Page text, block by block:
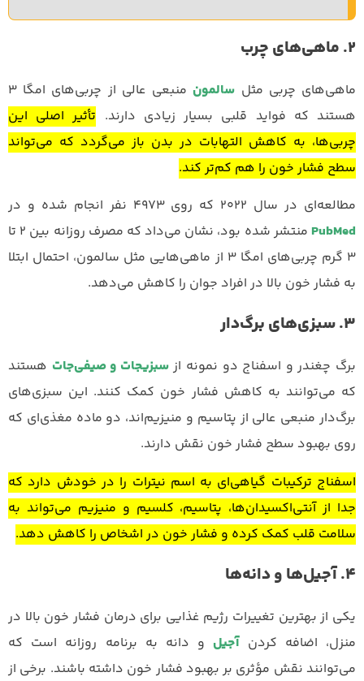
2. ماهی‌های چرب
ماهی‌های چربی مثل سالمون
منبعی عالی از چربی‌های امگا ۳
هستند که فواید قلبی بسیار زیادی دارند. تأثیر اصلی این
چربی‌ها، به کاهش التهابات در بدن باز می‌گردد که می‌تواند
سطح فشار خون را هم کم‌تر کند.
مطالعه‌ای در سال ۲۰۲۲ که روی ۴۹۷۳ نفر انجام شده و در
PubMed
منتشر شده بود، نشان می‌داد که مصرف روزانه بین ۲ تا
۳ گرم چربی‌های امگا ۳ از ماهی‌هایی مثل سالمون، احتمال ابتلا
به فشار خون بالا در افراد جوان را کاهش می‌دهد.
3. سبزی‌های برگ‌دار
برگ چغندر و اسفناج دو نمونه ازسبزیجات و صیفی‌جات هستند
که می‌توانند به کاهش فشار خون کمک کنند. این سبزی‌های
برگ‌دار منبعی عالی از پتاسیم و منیزیم‌اند، دو ماده مغذی‌ای که
روی بهبود سطح فشار خون نقش دارند.
اسفناج ترکیبات گیاهی‌ای به اسم نیترات را در خودش دارد که
جدا از آنتی‌اکسیدان‌ها، پتاسیم، کلسیم و منیزیم می‌تواند به
سلامت قلب کمک کرده و فشار خون در اشخاص را کاهش دهد.
4. آجیل‌ها و دانه‌ها
یکی از بهترین تغییرات رژیم غذایی برای درمان فشار خون بالا در
منزل، اضافه کردنآجیل و دانه به برنامه روزانه است که
می‌توانند نقش مؤثری بر بهبود فشار خون داشته باشند. برخی از